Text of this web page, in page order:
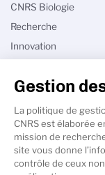
CNRS Biologie
Recherche
Innovation
Talents
Comité national
Actualités
Gestion
La politique de
CNRS est élaborée
mission de
site vous donne
contrôle de ceux